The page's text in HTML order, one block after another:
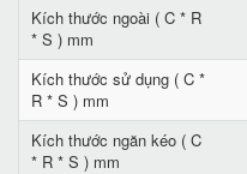
Kích thước ngoài ( C * R
* S ) mm
Kích thước sử dụng ( C *
R * S ) mm
Kích thước ngăn kéo ( C
* R * S ) mm